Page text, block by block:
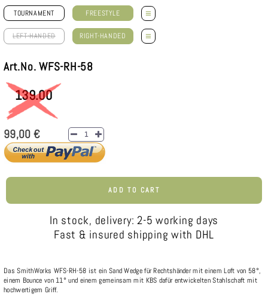
TOURNAMENT FREESTYLE ≡
LEFT-HANDED RIGHT-HANDED ≡
Art.No. WFS-RH-58
139.00
99,00 €
ADD TO CART
In stock, delivery: 2-5 working days
Fast & insured shipping with DHL
Das SmithWorks WFS-RH-58 ist ein Sand Wedge für Rechtshänder mit einem Loft von 58°,
einem Bounce von 11° und einem gemeinsam mit KBS dafür entwickelten Stahlschaft mit
hochwertigem Griff.